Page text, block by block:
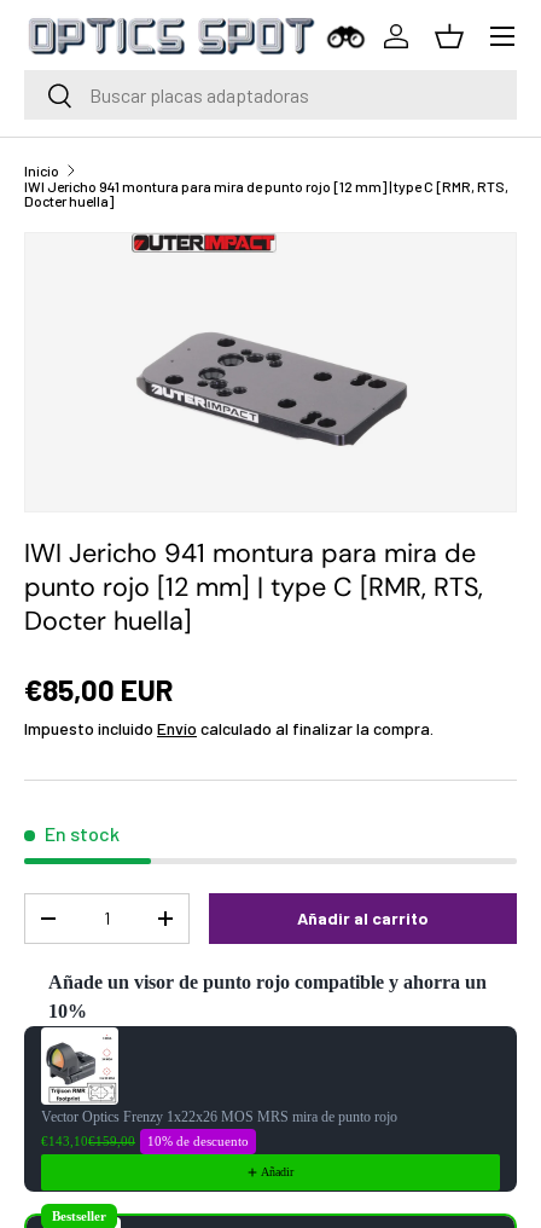
Saltar al contenido
Buscar
Buscar
Iniciar sesión
Cesta
Menú
Inicio
IWI Jericho 941 montura para mira de punto rojo [12 mm] | type C [RMR, RTS,
Docter huella]
IWI Jericho 941 montura para mira de
punto rojo [12 mm] | type C [RMR, RTS,
Docter huella]
€85,00 EUR
Impuesto incluido Envío calculado al finalizar la compra.
En stock
-
+ Añadir al carrito
Añade un visor de punto rojo compatible y ahorra un
10%
Use the Previous and Next buttons to navigate through product
Vector Optics Frenzy 1x22x26 MOS MRS mira de punto rojo
€143,10€159,00 10% de descuento
Añadir
Bestseller